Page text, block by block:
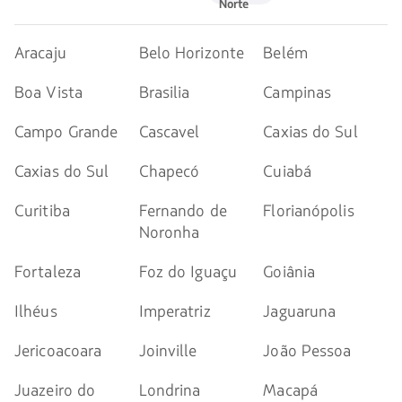
Norte
Norte
Aracaju Belo Horizonte
Belém
Boa Vista
Brasilia
Campinas
Campo Grande
Cascavel
Caxias do Sul
Caxias do Sul
Chapecó
Cuiabá
Curitiba
Fernando de
Noronha
Florianópolis
Fortaleza Foz do Iguaçu
Goiânia
Ilhéus
Imperatriz
Jaguaruna
Jericoacoara
Joinville
João Pessoa
Juazeiro do
Londrina Macapá